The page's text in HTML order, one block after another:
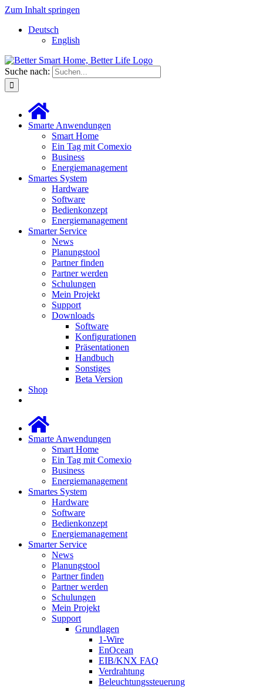
Zum Inhalt springen
Deutsch
English
Suche nach:
Smarte Anwendungen
Smart Home
Ein Tag mit Comexio
Business
Energiemanagement
Smartes System
Hardware
Software
Bedienkonzept
Energiemanagement
Smarter Service
News
Planungstool
Partner finden
Partner werden
Schulungen
Mein Projekt
Support
Downloads
Software
Konfigurationen
Präsentationen
Handbuch
Sonstiges
Beta Version
Shop
Smarte Anwendungen
Smart Home
Ein Tag mit Comexio
Business
Energiemanagement
Smartes System
Hardware
Software
Bedienkonzept
Energiemanagement
Smarter Service
News
Planungstool
Partner finden
Partner werden
Schulungen
Mein Projekt
Support
Grundlagen
1-Wire
EnOcean
EIB/KNX FAQ
Verdrahtung
Beleuchtungssteuerung